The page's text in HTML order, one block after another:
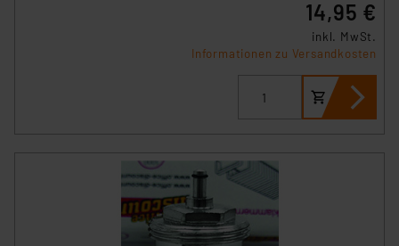
hiergegen Klagemöglichkeiten für Europäer bestehen.
Unsere Kooperation mit diesen Dienstleistern stützt
sich auf die Standarddatenschutzklauseln der
Europäischen Kommission sowie einer eigenen
Beurteilung der mit der Datenübermittlung,
insbesondere der Art der übermittelten Daten,
Datenschutzerklärung
14,95 €
inkl. MwSt.
Informationen zu Versandkosten